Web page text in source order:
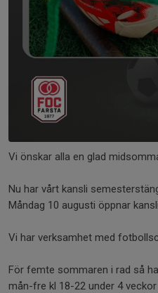
Vi önskar alla en glad
Nu har vårt kansli
Måndag 10 augusti öppnar
Vi har verksamhet med
För femte sommaren i rad så
mån-fre kl 18-22 under 4